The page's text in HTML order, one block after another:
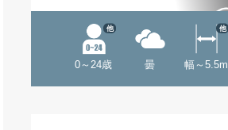
0～24歳
他
曇 幅～5.5m
他